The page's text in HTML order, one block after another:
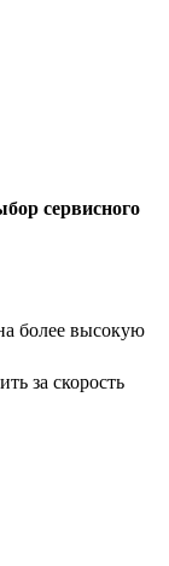
сервисного
более высокую
за скорость